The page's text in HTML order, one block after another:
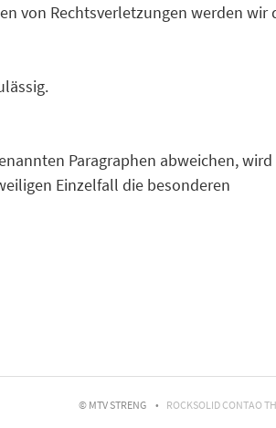
von Rechtsverletzungen werden wir
Paragraphen abweichen, wird
Einzelfall die besonderen
© MTV STRENG ROCKSOLID CONTAO